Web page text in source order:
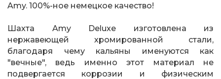
Amy. 100%-ное немецкое качество!
Шахта Amy Deluxe изготовлена из
нержавеющей хромированной стали,
благодаря чему кальяны именуются как
"вечные", ведь именно этот материал не
подвергается коррозии и физическим